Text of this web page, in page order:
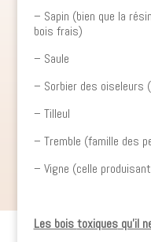
– Sapin (bien que la
bois frais)
– Saule
– Sorbier des oiseleurs
– Tilleul
– Tremble (famille des
– Vigne (celle
Les boistoxiquesqu’il